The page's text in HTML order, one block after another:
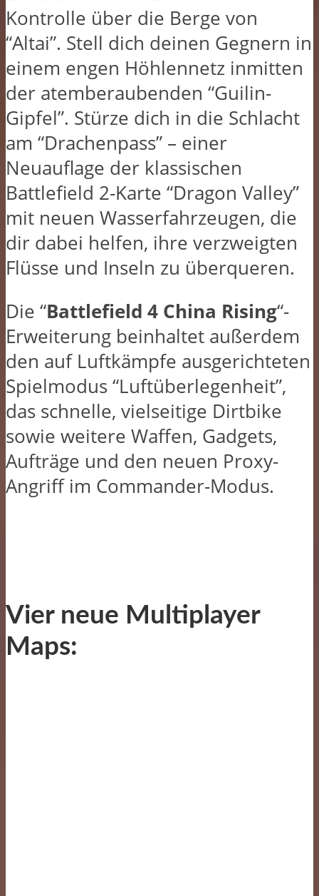
Kontrolle über die Berge von
“Altai”. Stell dich deinen Gegnern in
einem engen Höhlennetz inmitten
der atemberaubenden “Guilin-
Gipfel”. Stürze dich in die Schlacht
am “Drachenpass” – einer
Neuauflage der klassischen
Battlefield 2-Karte “Dragon Valley”
mit neuen Wasserfahrzeugen, die
dir dabei helfen, ihre verzweigten
Flüsse und Inseln zu überqueren.
Die “Battlefield 4 China Rising“-
Erweiterung beinhaltet außerdem
den auf Luftkämpfe ausgerichteten
Spielmodus “Luftüberlegenheit”,
das schnelle, vielseitige Dirtbike
sowie weitere Waffen, Gadgets,
Aufträge und den neuen Proxy-
Angriff im Commander-Modus.
Vier neue Multiplayer
Maps: